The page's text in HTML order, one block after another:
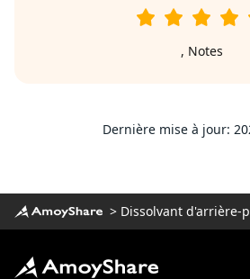
, Notes
Dernière mise à jour:
> Dissolvant d'arrière-